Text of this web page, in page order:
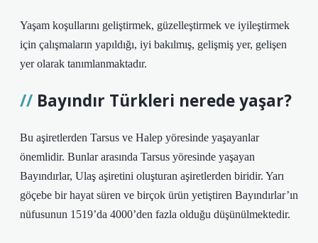
Yaşam koşullarını geliştirmek, güzelleştirmek ve iyileştirmek
için çalışmaların yapıldığı, iyi bakılmış, gelişmiş yer, gelişen
yer olarak tanımlanmaktadır.
Bayındır Türkleri nerede yaşar?
Bu aşiretlerden Tarsus ve Halep yöresinde yaşayanlar
önemlidir. Bunlar arasında Tarsus yöresinde yaşayan
Bayındırlar, Ulaş aşiretini oluşturan aşiretlerden biridir. Yarı
göçebe bir hayat süren ve birçok ürün yetiştiren Bayındırlar’ın
nüfusunun 1519’da 4000’den fazla olduğu düşünülmektedir.